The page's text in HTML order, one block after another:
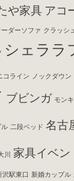
や家具 アコ
ーダーソファ クラッシ
シェララ
コライン ノックダウン
ブビンガ モン
二段ベッド 名古
川 家具イベン
沢駅東口 新婚カップル